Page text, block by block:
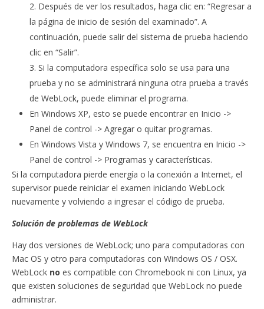
Después de ver los resultados, haga clic en: “Regresar a
la página de inicio de sesión del examinado”. A
continuación, puede salir del sistema de prueba haciendo
clic en “Salir”.
Si la computadora específica solo se usa para una
prueba y no se administrará ninguna otra prueba a través
de WebLock, puede eliminar el programa.
En Windows XP, esto se puede encontrar en Inicio ->
Panel de control -> Agregar o quitar programas.
En Windows Vista y Windows 7, se encuentra en Inicio ->
Panel de control -> Programas y características.
Si la computadora pierde energía o la conexión a Internet, el
supervisor puede reiniciar el examen iniciando WebLock
nuevamente y volviendo a ingresar el código de prueba.
Solución de problemas de WebLock
Hay dos versiones de WebLock; uno para computadoras con
Mac OS y otro para computadoras con Windows OS / OSX.
WebLock no es compatible con Chromebook ni con Linux, ya
que existen soluciones de seguridad que WebLock no puede
administrar.